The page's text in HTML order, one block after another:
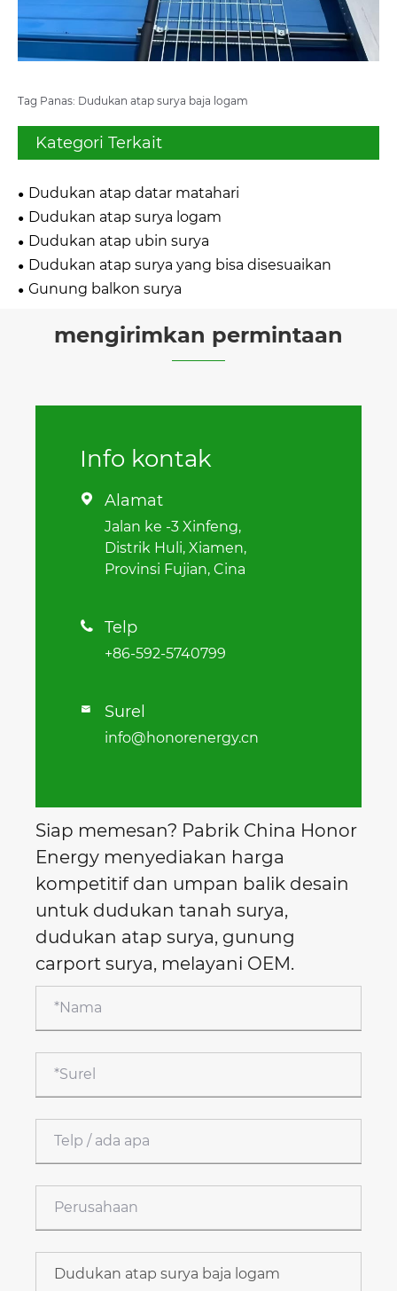
Tag Panas: Dudukan atap surya baja logam
Kategori Terkait
Dudukan atap datar matahari
Dudukan atap surya logam
Dudukan atap ubin surya
Dudukan atap surya yang bisa disesuaikan
Gunung balkon surya
mengirimkan permintaan
Info kontak
 Alamat
Jalan ke -3 Xinfeng,
Distrik Huli, Xiamen,
Provinsi Fujian, Cina
 Telp
+86-592-5740799
 Surel
info@honorenergy.cn
Siap memesan? Pabrik China Honor
Energy menyediakan harga
kompetitif dan umpan balik desain
untuk dudukan tanah surya,
dudukan atap surya, gunung
carport surya, melayani OEM.